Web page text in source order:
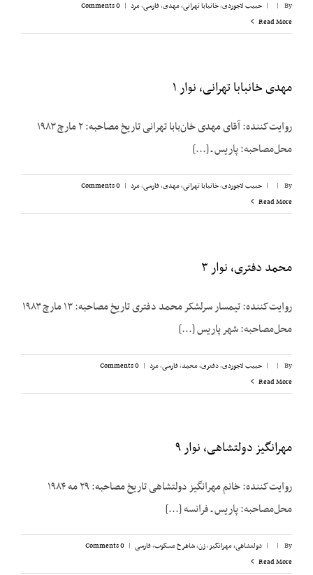
By
|
| حبیب لاجوردی,خانبابا تهرانی، مهدی,فارسی,مرد |
0 Comments
Read More
مهدی خانبابا تهرانی، نوار ۱
روایت‌کننده: آقای مهدی خان‌بابا تهرانی تاریخ مصاحبه: ۲ مارچ ۱۹۸۳
محل‌مصاحبه: پاریس ـ [...]
By
|
| حبیب لاجوردی,خانبابا تهرانی، مهدی,فارسی,مرد |
0 Comments
Read More
محمد دفتری، نوار ۳
روایت‌کننده: تیمسار سرلشکر محمد دفتری تاریخ مصاحبه: ۱۳ مارچ ۱۹۸۳
محل‌مصاحبه: شهر پاریس [...]
By
|
| حبیب لاجوردی,دفتری، ‌محمد,فارسی,مرد |
0 Comments
Read More
مهرانگیز دولتشاهی، نوار ۹
روایت‌کننده: خانم مهرانگیز دولتشاهی تاریخ مصاحبه: ۲۹ مه ۱۹۸۴
محل‌مصاحبه: پاریس ـ فرانسه [...]
By
|
| دولتشاهی، مهرانگیز,زن,شاهرخ مسکوب,فارسی |
0 Comments
Read More